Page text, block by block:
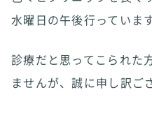
水曜日の午後行っています
診療だと思ってこられた
ませんが、誠に申し訳ご